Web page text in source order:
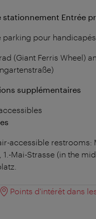
stationnement Entrée
parking pour
(Giant Ferris Wheel)
supplémentaires
accessible restrooms:
1.-Mai-Strasse (in the
Points d'intérêt dans